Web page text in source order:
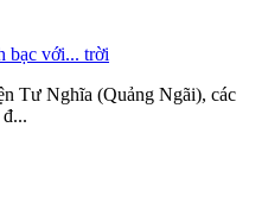
bạc với... trời
Tư Nghĩa (Quảng Ngãi), các